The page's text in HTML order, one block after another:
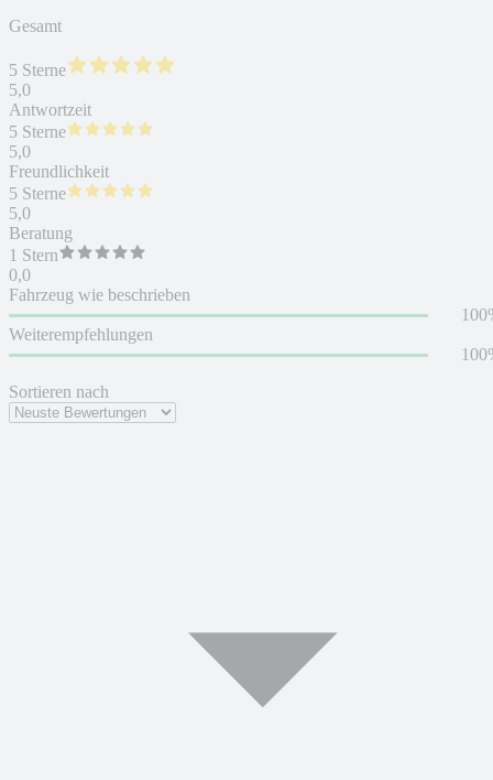
Sortieren nach
Gesamt
5 Sterne
5,0
Antwortzeit
5 Sterne
5,0
Freundlichkeit
5 Sterne
5,0
Beratung
1 Stern
0,0
Fahrzeug wie beschrieben
Weiterempfehlungen